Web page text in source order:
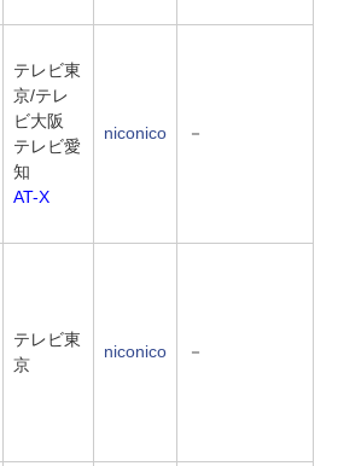
テレビ東
京/テレ
ビ大阪
テレビ愛
知
AT-X
niconico －
テレビ東
京
niconico －